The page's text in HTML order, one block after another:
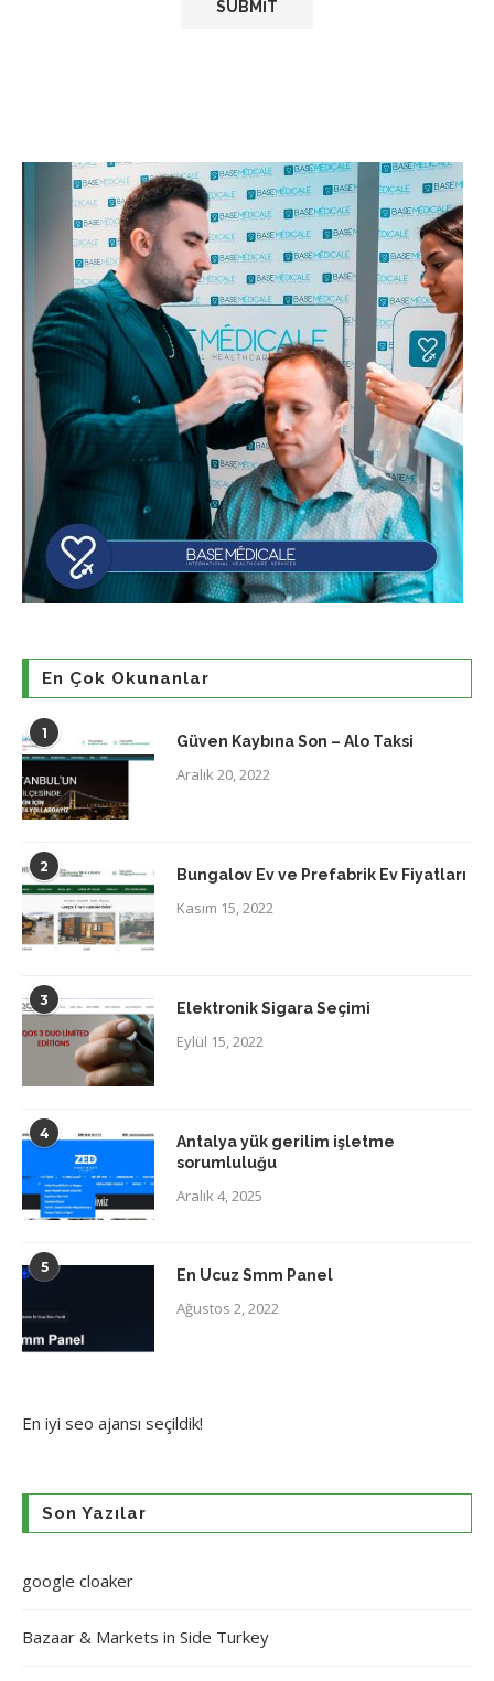
En Çok Okunanlar
1 Güven Kaybına Son – Alo Taksi
Aralık 20, 2022
2 Bungalov Ev ve Prefabrik Ev Fiyatları
Kasım 15, 2022
3 Elektronik Sigara Seçimi
Eylül 15, 2022
4
Antalya yük gerilim işletme
sorumluluğu
Aralık 4, 2025
5 En Ucuz Smm Panel
Ağustos 2, 2022
En iyi seo ajansı seçildik!
Son Yazılar
google cloaker
Bazaar & Markets in Side Turkey